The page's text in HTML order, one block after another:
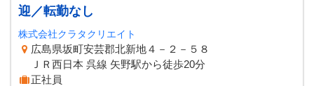
迎／転勤なし
株式会社クラタクリエイト
広島県坂町安芸郡北新地４－２－５８
ＪＲ西日本 呉線 矢野駅から徒歩20分
正社員